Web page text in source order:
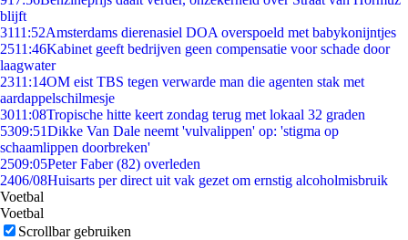
blijft
3111:52Amsterdams dierenasiel DOA overspoeld met babykonijntjes
2511:46Kabinet geeft bedrijven geen compensatie voor schade door
laagwater
2311:14OM eist TBS tegen verwarde man die agenten stak met
aardappelschilmesje
3011:08Tropische hitte keert zondag terug met lokaal 32 graden
5309:51Dikke Van Dale neemt 'vulvalippen' op: 'stigma op
schaamlippen doorbreken'
2509:05Peter Faber (82) overleden
2406/08Huisarts per direct uit vak gezet om ernstig alcoholmisbruik
Voetbal
Voetbal
Scrollbar gebruiken